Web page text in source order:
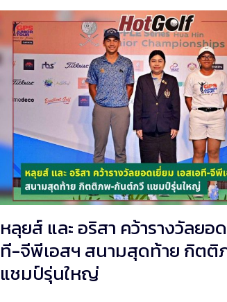
หลุยส์ และ อริสา คว้ารางวัลยอ
ที-จีพีเอสฯ สนามสุดท้าย กิต
แชมป์รุ่นใหญ่